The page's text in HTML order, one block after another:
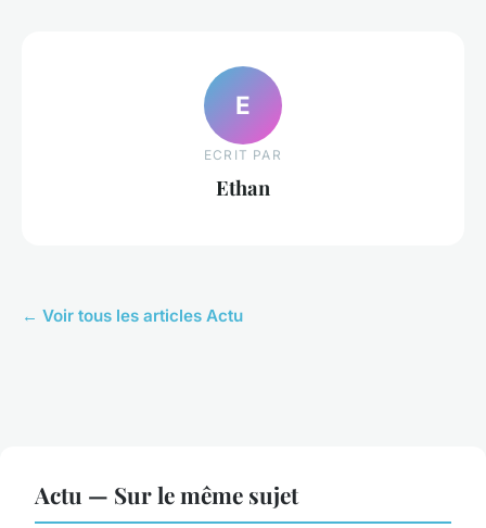
E
ECRIT PAR
Ethan
← Voir tous les articles Actu
Actu — Sur le même sujet